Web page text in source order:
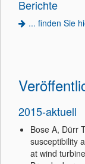
Berichte
... finden Sie
2015-aktuell
Bose A, Dürr
susceptibility
at wind